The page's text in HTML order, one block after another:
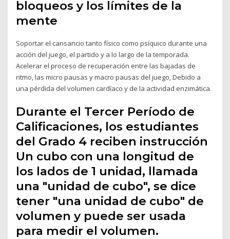
bloqueos y los límites de la
mente
Soportar el cansancio tanto físico como psíquico durante una
acción del juego, el partido y a lo largo de la temporada.
Acelerar el proceso de recuperación entre las bajadas de
ritmo, las micro pausas y macro pausas del juego, Debido a
una pérdida del volumen cardíaco y de la actividad enzimática.
Durante el Tercer Período de
Calificaciones, los estudiantes
del Grado 4 reciben instrucción
Un cubo con una longitud de
los lados de 1 unidad, llamada
una "unidad de cubo", se dice
tener "una unidad de cubo" de
volumen y puede ser usada
para medir el volumen.